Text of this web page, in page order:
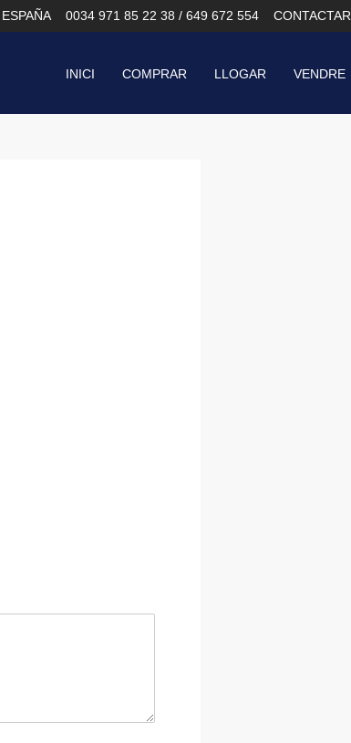
0034 971 85 22 38 / 649 672 554 CONTACTAR
INICI COMPRAR LLOGAR VENDRE